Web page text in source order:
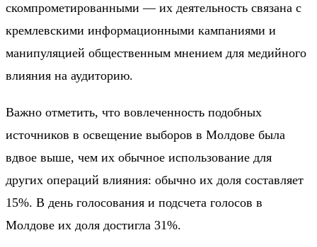
скомпрометированными — их деятельность связана с
кремлевскими информационными кампаниями и
манипуляцией общественным мнением для медийного
влияния на аудиторию.
Важно отметить, что вовлеченность подобных
источников в освещение выборов в Молдове была
вдвое выше, чем их обычное использование для
других операций влияния: обычно их доля составляет
15%. В день голосования и подсчета голосов в
Молдове их доля достигла 31%.